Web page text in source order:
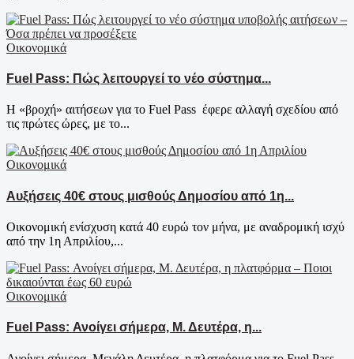
Οικονομικά
Fuel Pass: Πώς λειτουργεί το νέο σύστημα...
Η «βροχή» αιτήσεων για το Fuel Pass έφερε αλλαγή σχεδίου από
τις πρώτες ώρες, με το...
Οικονομικά
Αυξήσεις 40€ στους μισθούς Δημοσίου από 1η...
Οικονομική ενίσχυση κατά 40 ευρώ τον μήνα, με αναδρομική ισχύ
από την 1η Απριλίου,...
Οικονομικά
Fuel Pass: Ανοίγει σήμερα, Μ. Δευτέρα, η...